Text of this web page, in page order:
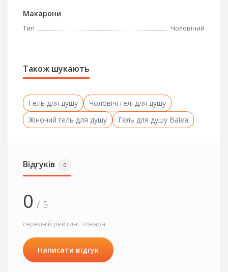
Макарони
Тип Чоловічий
Також шукають
Гель для душу
Чоловічі гелі для душу
Жіночий гель для душу
Гель для душу Balea
Відгуків 0
0 / 5
середній рейтинг товара
Написати відгук